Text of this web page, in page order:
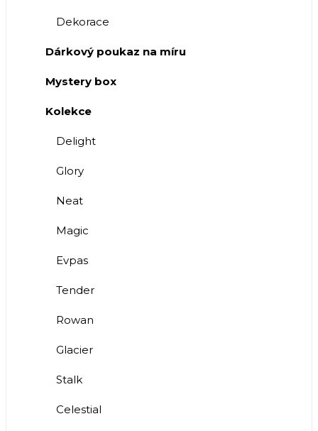
Dekorace
Dárkový poukaz na míru
Mystery box
Kolekce
Delight
Glory
Neat
Magic
Evpas
Tender
Rowan
Glacier
Stalk
Celestial